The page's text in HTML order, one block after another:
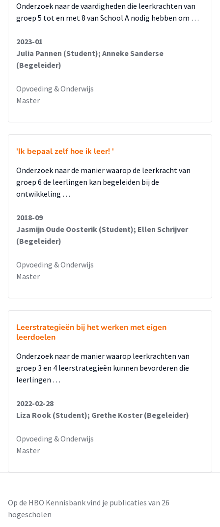
Onderzoek naar de vaardigheden die leerkrachten van
groep 5 tot en met 8 van School A nodig hebben om …
2023-01
Julia Pannen (Student); Anneke Sanderse
(Begeleider)
Opvoeding & Onderwijs
Master
'Ik bepaal zelf hoe ik leer! '
Onderzoek naar de manier waarop de leerkracht van
groep 6 de leerlingen kan begeleiden bij de
ontwikkeling …
2018-09
Jasmijn Oude Oosterik (Student); Ellen Schrijver
(Begeleider)
Opvoeding & Onderwijs
Master
Leerstrategieën bij het werken met eigen
leerdoelen
Onderzoek naar de manier waarop leerkrachten van
groep 3 en 4 leerstrategieën kunnen bevorderen die
leerlingen …
2022-02-28
Liza Rook (Student); Grethe Koster (Begeleider)
Opvoeding & Onderwijs
Master
Op de HBO Kennisbank vind je publicaties van 26
hogescholen